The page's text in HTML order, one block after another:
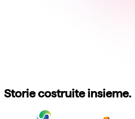
Storie costruite insieme.